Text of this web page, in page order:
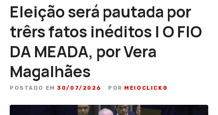
Eleição será pautada por
trêrs fatos inéditos | O FIO
DA MEADA, por Vera
Magalhães
POSTADO EM 30/07/2026 POR MEIOCLICK®